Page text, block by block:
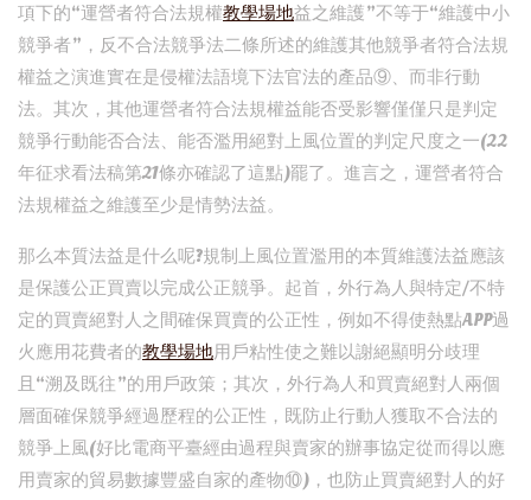
項下的“運營者符合法規權教學場地益之維護”不等于“維護中小
競爭者”，反不合法競爭法二條所述的維護其他競爭者符合法規
權益之演進實在是侵權法語境下法官法的產品⑨、而非行動
法。其次，其他運營者符合法規權益能否受影響僅僅只是判定
競爭行動能否合法、能否濫用絕對上風位置的判定尺度之一(22
年征求看法稿第21條亦確認了這點)罷了。進言之，運營者符合
法規權益之維護至少是情勢法益。
那么本質法益是什么呢?規制上風位置濫用的本質維護法益應該
是保護公正買賣以完成公正競爭。起首，外行為人與特定/不特
定的買賣絕對人之間確保買賣的公正性，例如不得使熱點APP過
火應用花費者的教學場地用戶粘性使之難以謝絕顯明分歧理
且“溯及既往”的用戶政策；其次，外行為人和買賣絕對人兩個
層面確保競爭經過歷程的公正性，既防止行動人獲取不合法的
競爭上風(好比電商平臺經由過程與賣家的辦事協定從而得以應
用賣家的貿易數據豐盛自家的產物⑩)，也防止買賣絕對人的好